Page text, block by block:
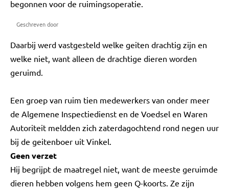
begonnen voor de ruimingsoperatie.
Geschreven door
Daarbij werd vastgesteld welke geiten drachtig zijn en
welke niet, want alleen de drachtige dieren worden
geruimd.
Een groep van ruim tien medewerkers van onder meer
de Algemene Inspectiedienst en de Voedsel en Waren
Autoriteit meldden zich zaterdagochtend rond negen uur
bij de geitenboer uit Vinkel.
Geen verzet
Hij begrijpt de maatregel niet, want de meeste geruimde
dieren hebben volgens hem geen Q-koorts. Ze zijn